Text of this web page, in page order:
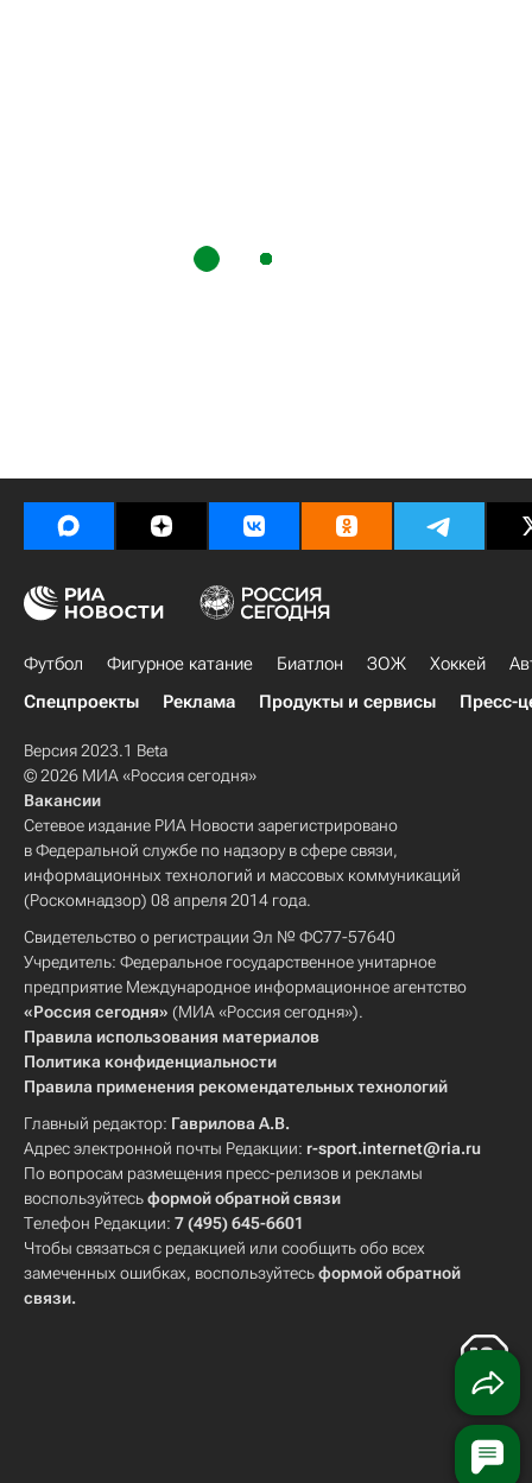
Футбол Фигурное катание Биатлон ЗОЖ Хоккей
Спецпроекты
Реклама Продукты и сервисы Пресс-
Версия 2023.1 Beta
© 2026 МИА «Россия сегодня»
Вакансии
Сетевое издание РИА Новости зарегистрировано
в Федеральной службе по надзору в сфере связи,
информационных технологий и массовых коммуникаций
(Роскомнадзор) 08 апреля 2014 года.
Свидетельство о регистрации Эл № ФС77-57640
Учредитель: Федеральное государственное унитарное
предприятие Международное информационное агентство
«Россия сегодня» (МИА «Россия сегодня»).
Правила использования материалов
Политика конфиденциальности
Правила применения рекомендательных технологий
Главный редактор: Гаврилова А.В.
Адрес электронной почты Редакции: r-sport.internet@ria.ru
По вопросам размещения пресс-релизов и рекламы
воспользуйтесьформой обратной связи
Телефон Редакции: 7 (495) 645-6601
Чтобы связаться с редакцией или сообщить обо всех
замеченных ошибках, воспользуйтесьформой обратной
связи.